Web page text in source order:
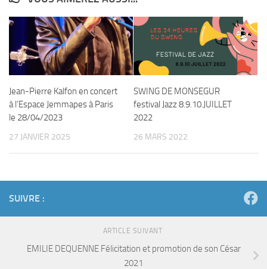
Jean-Pierre Kalfon en concert
à l’Espace Jemmapes à Paris
le 28/04/2023
27 JANVIER 2025
SWING DE MONSEGUR
festival Jazz 8.9.10.JUILLET
2022
26 MARS 2022
SUIVRE :
ARTICLE SUIVANT
EMILIE DEQUENNE Félicitation et promotion de son César
2021